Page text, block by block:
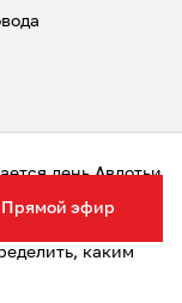
Прямой эфир
день Авдотьи
в это время
огурцы.
каким